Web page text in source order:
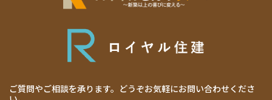
ご質問やご相談を承ります。どうぞお気軽にお問い合わせくださ